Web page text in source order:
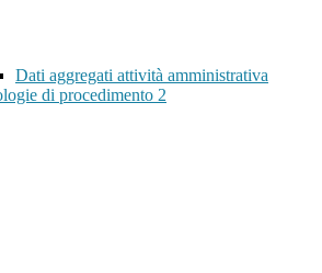
Dati aggregati attività amministrativa
di procedimento 2